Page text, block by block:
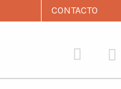
CONTACTO